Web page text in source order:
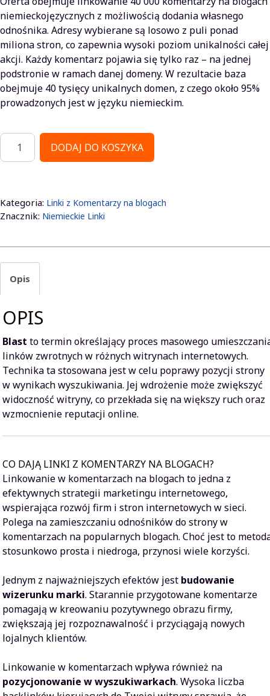
wynosiła:
762.50zł.
wynosi:
612.50zł.
niemieckojęzycznych z możliwością dodania własnego
odnośnika. Adresy wybierane są losowo z puli ponad
miliona stron, co zapewnia wysoki poziom unikalności całej
akcji. Każdy komentarz pojawia się tylko raz – na jednej
podstronie w ramach danej domeny. W rezultacie baza
obejmuje 40 tysięcy unikalnych domen, z czego około 95%
prowadzonych jest w języku niemieckim.
ilość
Linkowanie
NIEMIECKIE
Linków
z
DODAJ DO KOSZYKA
Kategoria: Linki z Komentarzy na blogach
Znacznik: Niemieckie Linki
Opis
OPIS
Blast to termin określający proces masowego
linków zwrotnych w różnych witrynach internetowych.
Technika ta stosowana jest w celu poprawy pozycji strony
w wynikach wyszukiwania. Jej wdrożenie może zwiększyć
widoczność witryny, co przekłada się na większy ruch oraz
wzmocnienie reputacji online.
CO DAJĄ LINKI Z KOMENTARZY NA BLOGACH?
Linkowanie w komentarzach na blogach to jedna z
efektywnych strategii marketingu internetowego,
wspierająca rozwój firm i stron internetowych w sieci.
Polega na zamieszczaniu odnośników do strony w
komentarzach na popularnych blogach. Choć jest to
stosunkowo prosta i niedroga, przynosi wiele korzyści.
Jednym z najważniejszych efektów jest budowanie
wizerunku marki. Starannie przygotowane komentarze
pomagają w kreowaniu pozytywnego obrazu firmy,
zwiększają jej rozpoznawalność i przyciągają nowych
lojalnych klientów.
Linkowanie w komentarzach wpływa również na
pozycjonowanie w wyszukiwarkach. Wysoka liczba